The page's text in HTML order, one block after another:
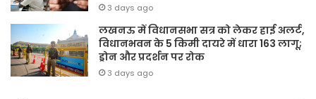
3 days ago
लखनऊ में विधानसभा सत्र को लेकर हाई अलर्ट,
विधानभवन के 5 किमी दायरे में धारा 163 लागू;
ड्रोन और प्रदर्शन पर रोक
3 days ago